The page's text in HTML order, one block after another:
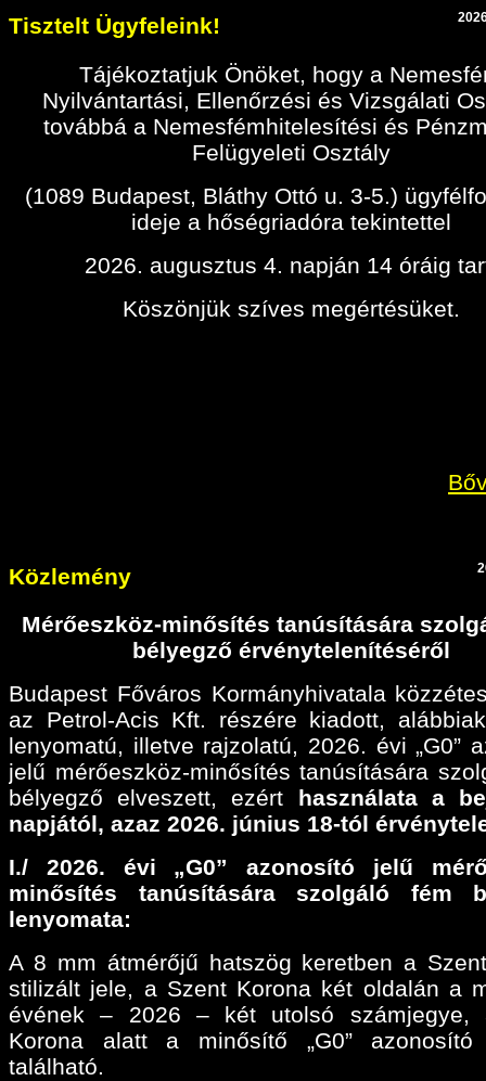
Tisztelt Ügyfeleink!
Tájékoztatjuk Önöket, hogy a
Nyilvántartási, Ellenőrzési és Vizsgálati
továbbá a Nemesfémhitelesítési és
Felügyeleti Osztály
(1089 Budapest, Bláthy Ottó u. 3-5.)
ideje a hőségriadóra tekintettel
2026. augusztus 4. napján 14 óráig
Köszönjük szíves megértésüket.
Közlemény
Mérőeszköz-minősítés tanúsítására
bélyegző érvénytelenítéséről
Budapest Főváros Kormányhivatala
az Petrol-Acis Kft. részére kiadott,
lenyomatú, illetve rajzolatú, 2026. évi „G0”
jelű mérőeszköz-minősítés tanúsítására
bélyegző elveszett, ezért használata a
napjától, azaz 2026. június 18-tól
I./ 2026. évi „G0” azonosító jelű
minősítés tanúsítására szolgáló fém
lenyomata:
A 8 mm átmérőjű hatszög keretben a
stilizált jele, a Szent Korona két oldalán a
évének – 2026 – két utolsó számjegye,
Korona alatt a minősítő „G0” azonosító
található.